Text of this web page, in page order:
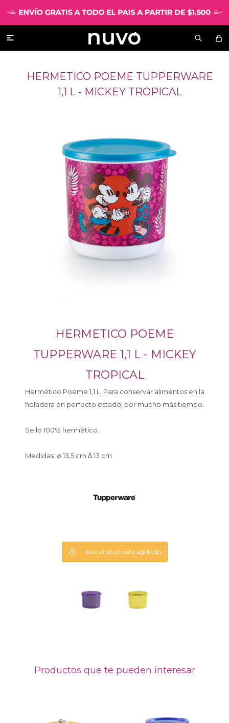

HERMETICO POEME TUPPERWARE
1,1 L - MICKEY TROPICAL
HERMETICO POEME
TUPPERWARE 1,1 L - MICKEY
TROPICAL
Hermético Poeme 1,1 L. Para conservar alimentos en la
heladera en perfecto estado, por mucho más tiempo.
Sello 100% hermético.
Medidas: ø 13,5 cm ∆ 13 cm
Este artículo está agotado.
Productos que te pueden interesar